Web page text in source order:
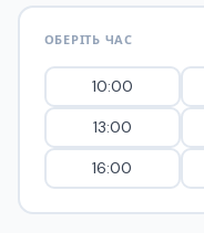
ОБЕРІТЬ ЧАС
10:00
13:00
16:00